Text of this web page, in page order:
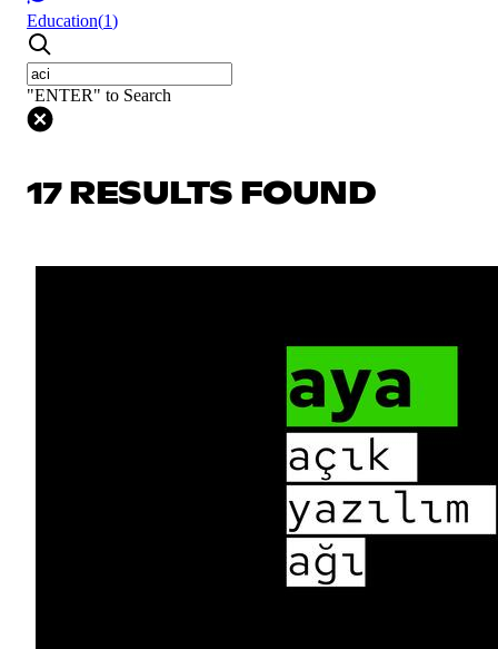
Education(1)
"ENTER" to Search
17 RESULTS FOUND